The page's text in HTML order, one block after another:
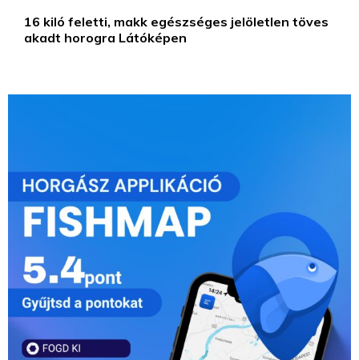
16 kiló feletti, makk egészséges jelöletlen töves
akadt horogra Látóképen